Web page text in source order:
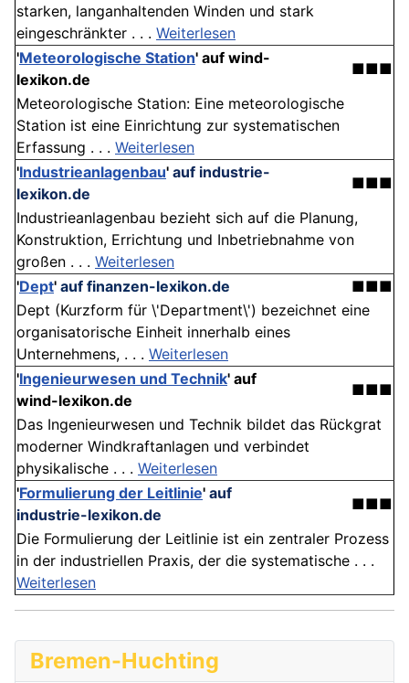
starken, langanhaltenden Winden und stark
eingeschränkter . . . Weiterlesen
'Meteorologische Station' auf wind-
lexikon.de
■■■
Meteorologische Station: Eine meteorologische
Station ist eine Einrichtung zur systematischen
Erfassung . . . Weiterlesen
'Industrieanlagenbau' auf industrie-
lexikon.de
■■■
Industrieanlagenbau bezieht sich auf die Planung,
Konstruktion, Errichtung und Inbetriebnahme von
großen . . . Weiterlesen
'Dept' auf finanzen-lexikon.de
■■■
Dept (Kurzform für \'Department\') bezeichnet eine
organisatorische Einheit innerhalb eines
Unternehmens, . . . Weiterlesen
'Ingenieurwesen und Technik' auf
wind-lexikon.de
■■■
Das Ingenieurwesen und Technik bildet das Rückgrat
moderner Windkraftanlagen und verbindet
physikalische . . . Weiterlesen
'Formulierung der Leitlinie' auf
industrie-lexikon.de
■■■
Die Formulierung der Leitlinie ist ein zentraler Prozess
in der industriellen Praxis, der die systematische . . .
Weiterlesen
Bremen-Huchting